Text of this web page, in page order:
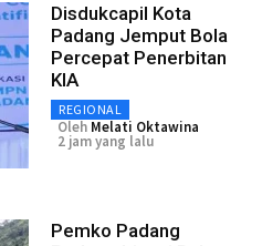
Disdukcapil Kota
Padang Jemput Bola
Percepat Penerbitan
KIA
REGIONAL
Oleh Melati Oktawina
2 jam yang lalu
Pemko Padang